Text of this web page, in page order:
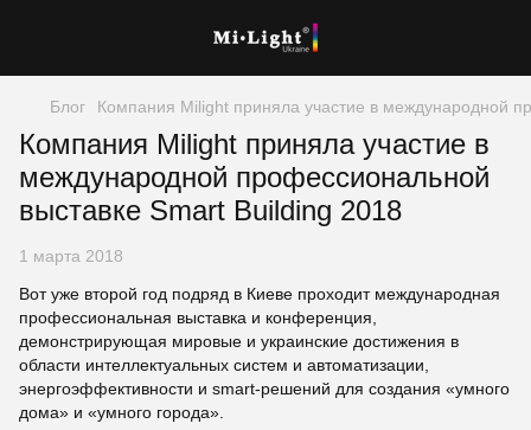
Блог Компания Milight приняла участие в международной
Компания Milight приняла участие в
международной профессиональной
выставке Smart Building 2018
1 марта 2018
Вот уже второй год подряд в Киеве проходит международная
профессиональная выставка и конференция,
демонстрирующая мировые и украинские достижения в
области интеллектуальных систем и автоматизации,
энергоэффективности и smart-решений для создания «умного
дома» и «умного города».